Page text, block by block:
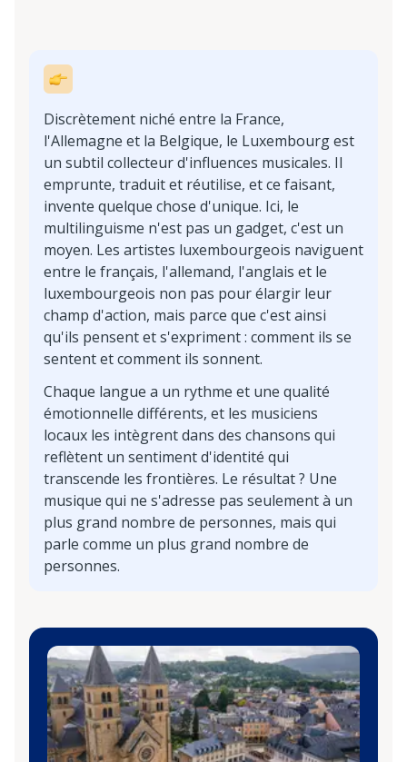
Discrètement niché entre la France,
l'Allemagne et la Belgique, le Luxembourg est
un subtil collecteur d'influences musicales. Il
emprunte, traduit et réutilise, et ce faisant,
invente quelque chose d'unique. Ici, le
multilinguisme n'est pas un gadget, c'est un
moyen. Les artistes luxembourgeois naviguent
entre le français, l'allemand, l'anglais et le
luxembourgeois non pas pour élargir leur
champ d'action, mais parce que c'est ainsi
qu'ils pensent et s'expriment : comment ils se
sentent et comment ils sonnent.
Chaque langue a un rythme et une qualité
émotionnelle différents, et les musiciens
locaux les intègrent dans des chansons qui
reflètent un sentiment d'identité qui
transcende les frontières. Le résultat ? Une
musique qui ne s'adresse pas seulement à un
plus grand nombre de personnes, mais qui
parle comme un plus grand nombre de
personnes.